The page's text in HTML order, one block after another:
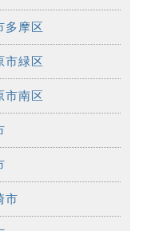
多摩区
市緑区
市南区
市